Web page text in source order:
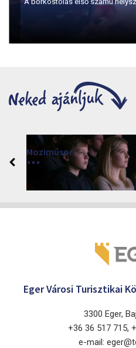
Moziműsor
Cinema Agria, Eger 3300,
Eger Városi Turisztikai
3300 Eger,
+36 36 517 715,
e-mail: